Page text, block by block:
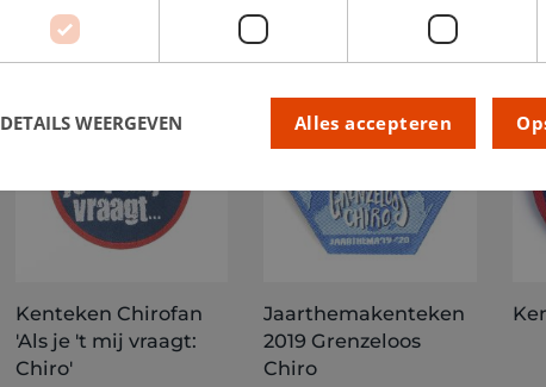
Kenteken Chirofan
'Als je 't mij vraagt:
Chiro'
Jaarthemakenteken
2019 Grenzeloos
Chiro
Alles accepteren
DETAILS WEERGEVEN